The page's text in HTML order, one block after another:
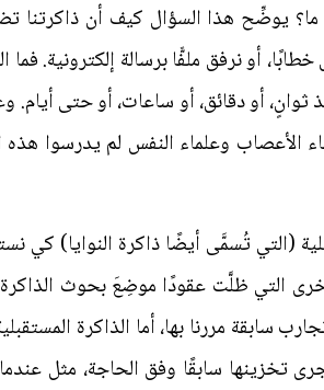
يوضِّح هذا السؤال كيف أن ذاكرتنا
أو نرفق ملفًّا برسالة إلكترونية.
ثوانٍ، أو دقائق، أو ساعات، أو حتى
(التي تُسمَّى أيضًا ذاكرة النوايا) كي
التي ظلَّت عقودًا موضِعَ بحوث الذاكرة
سابقة مررنا بها، أما الذاكرة
تخزينها سابقًا وفق الحاجة، مثل